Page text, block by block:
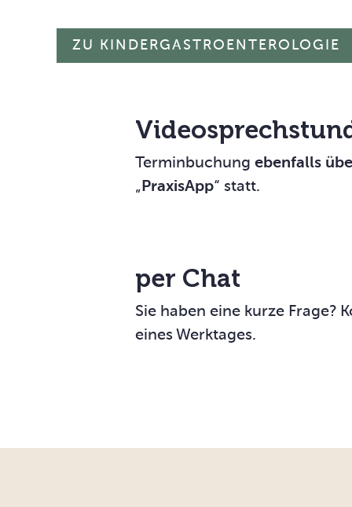
ZU KINDERGASTROENTEROLOGIE
Terminbuchung ebenfalls
„PraxisApp“ statt.
per Chat
Sie haben eine kurze Frage?
eines Werktages.